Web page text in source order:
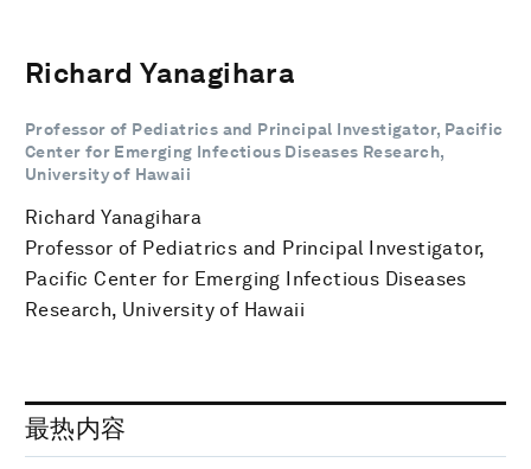
Richard Yanagihara
Professor of Pediatrics and Principal Investigator, Pacific
Center for Emerging Infectious Diseases Research,
University of Hawaii
Richard Yanagihara
Professor of Pediatrics and Principal Investigator,
Pacific Center for Emerging Infectious Diseases
Research, University of Hawaii
最热内容